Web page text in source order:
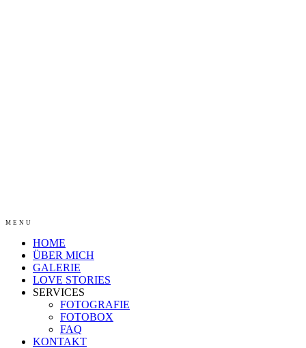
MENU
HOME
ÜBER MICH
GALERIE
LOVE STORIES
SERVICES
FOTOGRAFIE
FOTOBOX
FAQ
KONTAKT